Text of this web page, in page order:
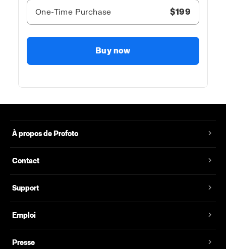
One-Time Purchase $199
Buy now
À propos de Profoto
Contact
Support
Emploi
Presse